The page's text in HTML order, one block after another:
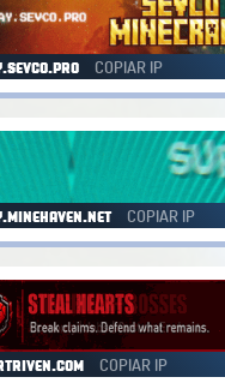
COPIAR IP
COPIAR IP
COPIAR IP